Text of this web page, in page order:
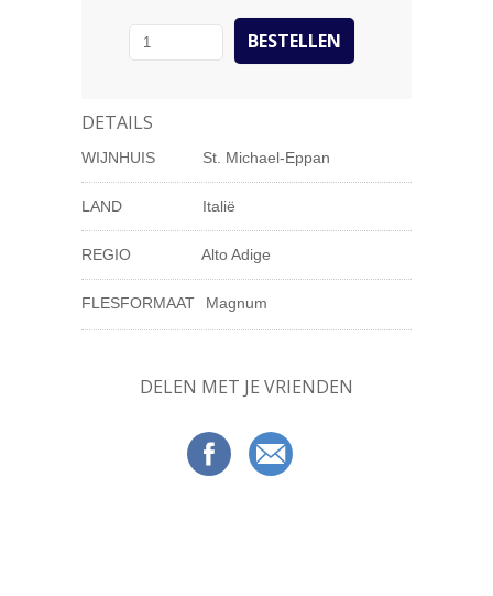
DETAILS
WIJNHUIS St. Michael-Eppan
LAND Italië
REGIO Alto Adige
FLESFORMAAT Magnum
DELEN MET JE VRIENDEN